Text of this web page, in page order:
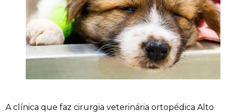
A clínica que faz cirurgia veterinária ortopédica Alto